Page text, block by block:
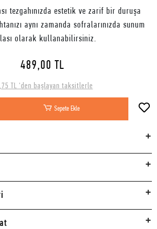
tezgahınızda estetik ve zarif bir duruşa
aynı zamanda sofralarınızda sunum
olarak kullanabilirsiniz.
489,00 TL
TL 'den başlayan taksitlerle
Sepete Ekle